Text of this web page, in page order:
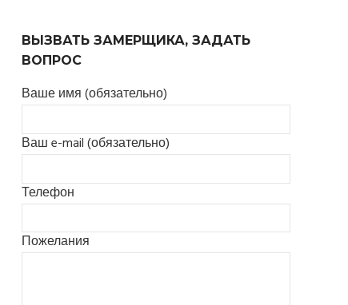
ВЫЗВАТЬ ЗАМЕРЩИКА, ЗАДАТЬ
ВОПРОС
Ваше имя (обязательно)
Ваш e-mail (обязательно)
Телефон
Пожелания